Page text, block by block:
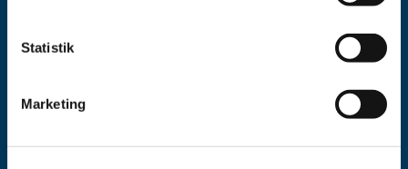
Statistik
Marketing